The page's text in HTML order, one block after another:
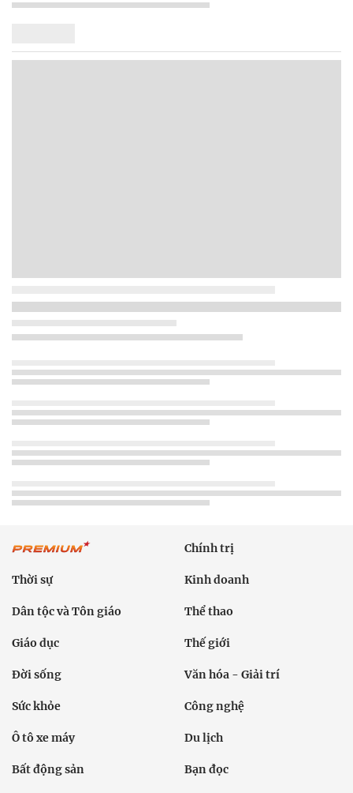
Chính trị
Thời sự Kinh doanh
Dân tộc và Tôn giáo Thể thao
Giáo dục Thế giới
Đời sống Văn hóa - Giải trí
Sức khỏe Công nghệ
Ô tô xe máy Du lịch
Bất động sản Bạn đọc